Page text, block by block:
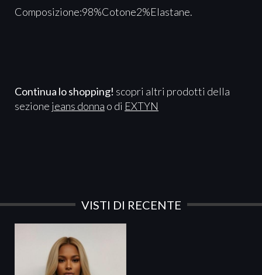
Composizione:98%Cotone2%Elastane.
Continua lo shopping! scopri altri prodotti della
sezione jeans donna o di EXTYN
VISTI DI RECENTE